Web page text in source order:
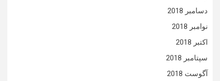
دسامبر 2018
نوامبر 2018
اکتبر 2018
سپتامبر 2018
آگوست 2018